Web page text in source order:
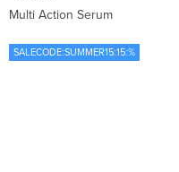
Multi Action Serum
SALECODE:SUMMER15:15:%